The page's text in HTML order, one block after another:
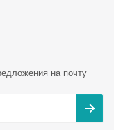
на почту